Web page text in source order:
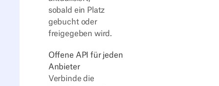
sobald ein Platz
gebucht oder
freigegeben wird.
Offene API für jeden
Anbieter
Verbinde die